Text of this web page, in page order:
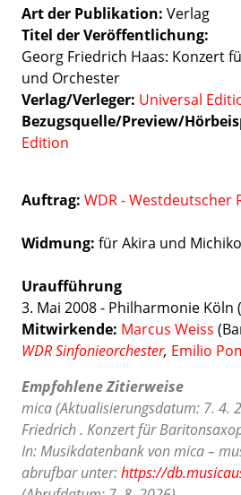
Art der Publikation Verlag
Titel der Veröffentlichung
Georg Friedrich Haas: Konzert
und Orchester
Verlag/Verleger Universal
Bezugsquelle/Preview/
Edition
Auftrag: WDR - Westdeutscher
Widmung: für Akira und
Uraufführung
3. Mai 2008 - Philharmonie Köln
Mitwirkende: Marcus Weiss
WDR Sinfonieorchester, Emilio
Empfohlene Zitierweise
mica (Aktualisierungsdatum: 7. 4.
Friedrich . Konzert für
In: Musikdatenbank von mica –
abrufbar unter:https://